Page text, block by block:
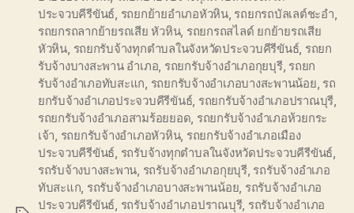
ประจวบคีรีขันธ์, รถยกย้ายอำเภอหัวหิน, รถยกรถบัลเลต์ชะอำ,
รถยกรถลากย้ายรถเสีย หัวหิน, รถยกรถสไลด์ ยกย้ายรถเสีย
หัวหิน, รถยกรับจ้างทุกตำบลในจังหวัดประจวบคีรีขันธ์, รถยก
รับจ้างบางสะพาน อำเภอ, รถยกรับจ้างอำเภอกุยบุรี, รถยก
รับจ้างอำเภอทับสะแก, รถยกรับจ้างอำเภอบางสะพานน้อย, รถ
ยกรับจ้างอำเภอประจวบคีรีขันธ์, รถยกรับจ้างอำเภอปราณบุรี,
รถยกรับจ้างอำเภอสามร้อยยอด, รถยกรับจ้างอำเภอห้วยกระ
เจ้า, รถยกรับจ้างอำเภอหัวหิน, รถยกรับจ้างอำเภอเมือง
ประจวบคีรีขันธ์, รถรับจ้างทุกตำบลในจังหวัดประจวบคีรีขันธ์,
รถรับจ้างบางสะพาน, รถรับจ้างอำเภอกุยบุรี, รถรับจ้างอำเภอ
ทับสะแก, รถรับจ้างอำเภอบางสะพานน้อย, รถรับจ้างอำเภอ
ประจวบคีรีขันธ์, รถรับจ้างอำเภอปราณบุรี, รถรับจ้างอำเภอ